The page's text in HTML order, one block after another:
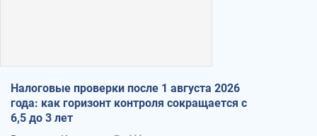
Налоговые проверки после 1 августа 2026
года: как горизонт контроля сокращается с
6,5 до 3 лет